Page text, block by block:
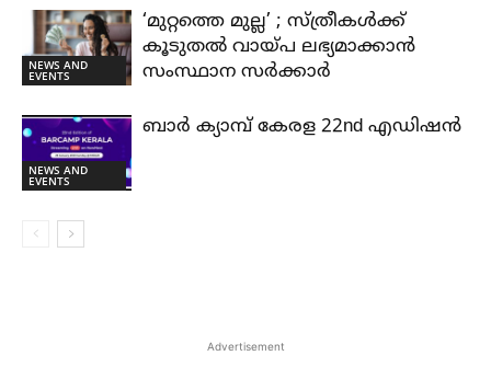
NEWS AND
EVENTS
‘മുറ്റത്തെ മുല്ല’ ; സ്ത്രീകൾക്ക്
കൂടുതൽ വായ്പ ലഭ്യമാക്കാൻ
സംസ്ഥാന സർക്കാർ
NEWS AND
EVENTS
ബാർ ക്യാമ്പ് കേരള 22nd എഡിഷൻ
Advertisement